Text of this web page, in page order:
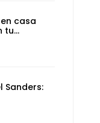
casa
tu…
Sanders: